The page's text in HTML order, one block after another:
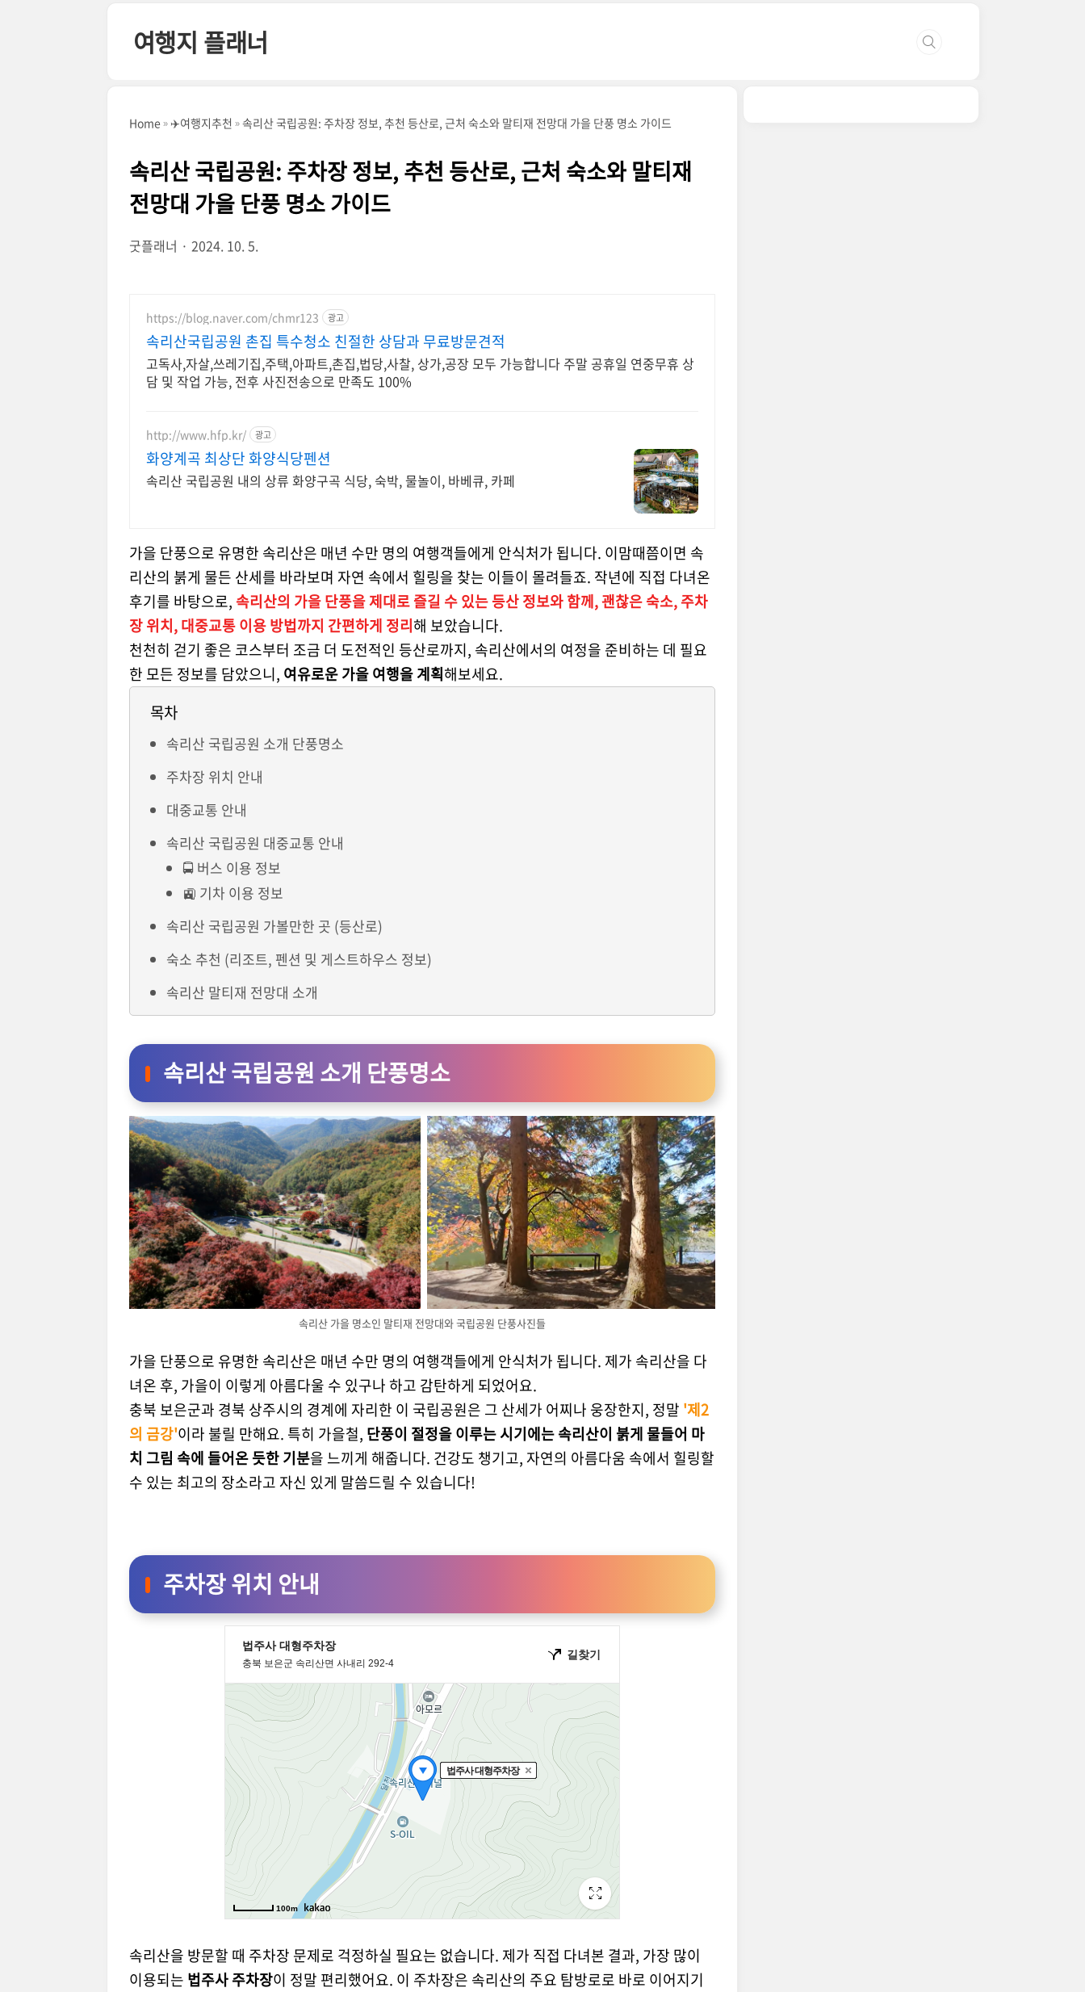
여행지 플래너
Home ✈️여행지추천 속리산 국립공원: 주차장 정보, 추천 등산로, 근처 숙소와 말티재 전망대 가을 단풍 명소 가이드
속리산 국립공원: 주차장 정보, 추천 등산로, 근처 숙소와 말티재
전망대 가을 단풍 명소 가이드
굿플래너 2024. 10. 5.
https://blog.naver.com/chmr123 광고
속리산국립공원 촌집 특수청소 친절한 상담과 무료방문견적
고독사,자살,쓰레기집,주택,아파트,촌집,법당,사찰, 상가,공장 모두 가능합니다 주말 공휴일 연중무휴 상
담 및 작업 가능, 전후 사진전송으로 만족도 100%
http://www.hfp.kr/ 광고
화양계곡 최상단 화양식당펜션
속리산 국립공원 내의 상류 화양구곡 식당, 숙박, 물놀이, 바베큐, 카페
가을 단풍으로 유명한 속리산은 매년 수만 명의 여행객들에게 안식처가 됩니다. 이맘때쯤이면 속
리산의 붉게 물든 산세를 바라보며 자연 속에서 힐링을 찾는 이들이 몰려들죠. 작년에 직접 다녀온
후기를 바탕으로, 속리산의 가을 단풍을 제대로 즐길 수 있는 등산 정보와 함께, 괜찮은 숙소, 주차
장 위치, 대중교통 이용 방법까지 간편하게 정리해 보았습니다.
천천히 걷기 좋은 코스부터 조금 더 도전적인 등산로까지, 속리산에서의 여정을 준비하는 데 필요
한 모든 정보를 담았으니, 여유로운 가을 여행을 계획해보세요.
목차
속리산 국립공원 소개 단풍명소
주차장 위치 안내
대중교통 안내
속리산 국립공원 대중교통 안내
🚍 버스 이용 정보
🚉 기차 이용 정보
속리산 국립공원 가볼만한 곳 (등산로)
숙소 추천 (리조트, 펜션 및 게스트하우스 정보)
속리산 말티재 전망대 소개
속리산 국립공원 소개 단풍명소
속리산 가을 명소인 말티재 전망대와 국립공원 단풍사진들
가을 단풍으로 유명한 속리산은 매년 수만 명의 여행객들에게 안식처가 됩니다. 제가 속리산을 다
녀온 후, 가을이 이렇게 아름다울 수 있구나 하고 감탄하게 되었어요.
충북 보은군과 경북 상주시의 경계에 자리한 이 국립공원은 그 산세가 어찌나 웅장한지, 정말 '제2
의 금강'이라 불릴 만해요. 특히 가을철, 단풍이 절정을 이루는 시기에는 속리산이 붉게 물들어 마
치 그림 속에 들어온 듯한 기분을 느끼게 해줍니다. 건강도 챙기고, 자연의 아름다움 속에서 힐링할
수 있는 최고의 장소라고 자신 있게 말씀드릴 수 있습니다!
주차장 위치 안내
속리산을 방문할 때 주차장 문제로 걱정하실 필요는 없습니다. 제가 직접 다녀본 결과, 가장 많이
이용되는 법주사 주차장이 정말 편리했어요. 이 주차장은 속리산의 주요 탐방로로 바로 이어지기